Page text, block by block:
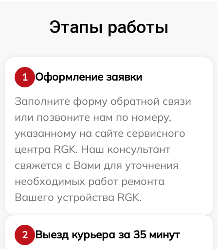
Этапы работы
1
Оформление заявки
Заполните форму обратной связи
или позвоните нам по номеру,
указанному на сайте сервисного
центра RGK. Наш консультант
свяжется с Вами для уточнения
необходимых работ ремонта
Вашего устройства RGK.
2 Выезд курьера за 35 минут